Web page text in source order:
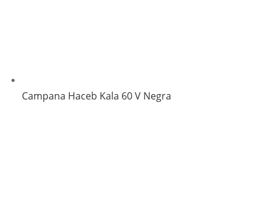
Campana Haceb Kala 60 V Negra